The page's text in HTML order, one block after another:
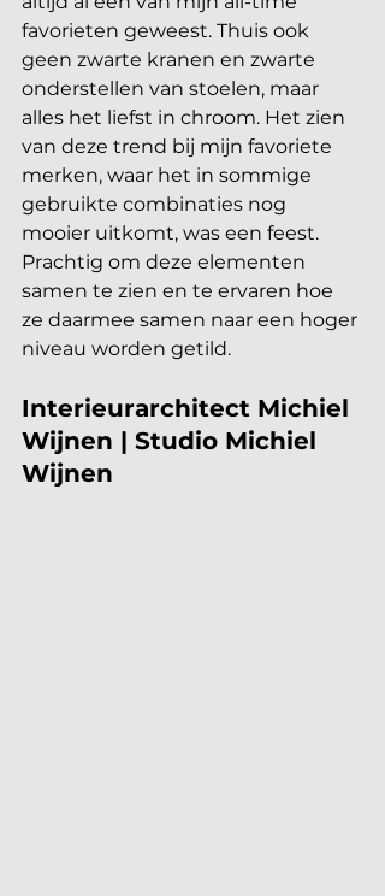
favorieten geweest. Thuis ook
geen zwarte kranen en zwarte
onderstellen van stoelen, maar
alles het liefst in chroom. Het zien
van deze trend bij mijn favoriete
merken, waar het in sommige
gebruikte combinaties nog
mooier uitkomt, was een feest.
Prachtig om deze elementen
samen te zien en te ervaren hoe
ze daarmee samen naar een hoger
niveau worden getild.
Interieurarchitect Michiel
Wijnen | Studio Michiel
Wijnen